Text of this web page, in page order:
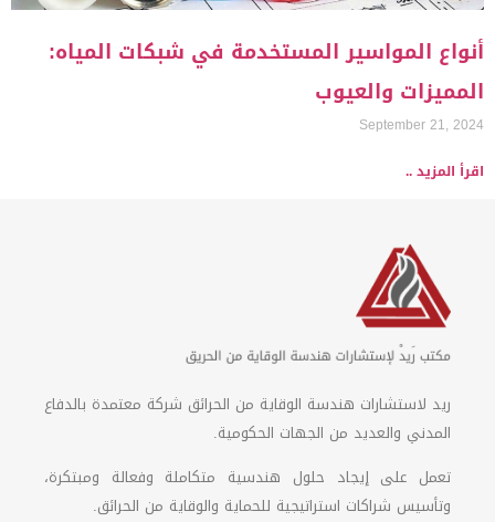
أنواع المواسير المستخدمة في شبكات المياه:
المميزات والعيوب
September 21, 2024
اقرأ المزيد ..
ريد لاستشارات هندسة الوقاية من الحرائق شركة معتمدة بالدفاع
المدني والعديد من الجهات الحكومية.
تعمل على إيجاد حلول هندسية متكاملة وفعالة ومبتكرة،
وتأسيس شراكات استراتيجية للحماية والوقاية من الحرائق.